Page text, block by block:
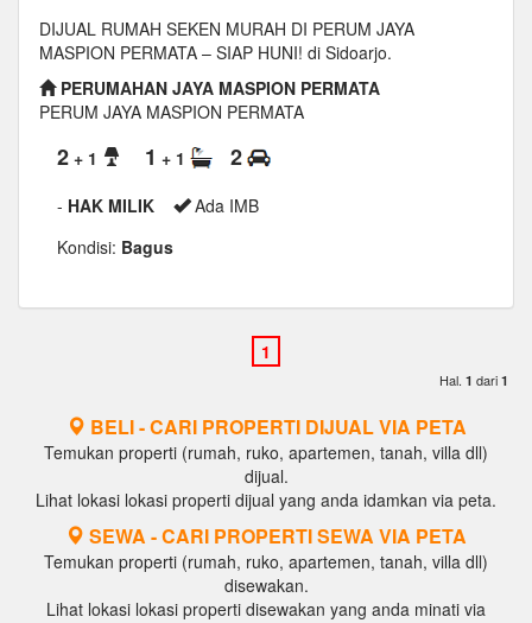
DIJUAL RUMAH SEKEN MURAH DI PERUM JAYA
MASPION PERMATA – SIAP HUNI! di Sidoarjo.
PERUMAHAN JAYA MASPION PERMATA
PERUM JAYA MASPION PERMATA
2 + 1 1 + 1 2
- HAK MILIK
Ada IMB
Kondisi: Bagus
Hal. 1 dari 1
BELI - CARI PROPERTI DIJUAL VIA PETA
Temukan properti (rumah, ruko, apartemen, tanah, villa dll)
dijual.
Lihat lokasi lokasi properti dijual yang anda idamkan via peta.
SEWA - CARI PROPERTI SEWA VIA PETA
Temukan properti (rumah, ruko, apartemen, tanah, villa dll)
disewakan.
Lihat lokasi lokasi properti disewakan yang anda minati via